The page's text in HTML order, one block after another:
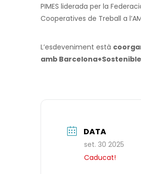
PIMES liderada per la
Cooperatives de Treball a
L’esdeveniment està
amb
DATA
set. 30 2025
Caducat!